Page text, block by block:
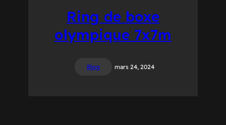
Ring de boxe
olympique 7x7m
Ring mars 24, 2024